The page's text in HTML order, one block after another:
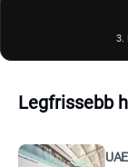
3.
Legfrissebb